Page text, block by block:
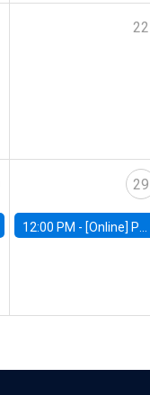
22
29
12:00 PM - [Online] Pablo Slutzky, University of Maryland